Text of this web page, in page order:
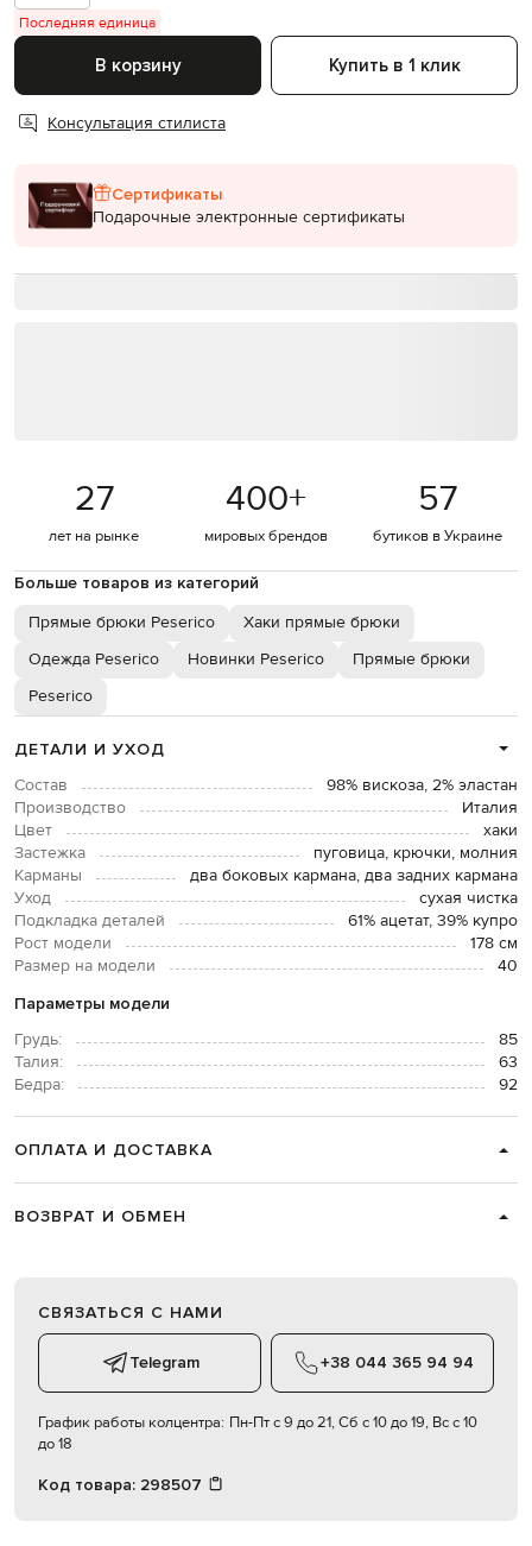
Последняя единица
В корзину Купить в 1 клик
Консультация стилиста
Сертификаты
Подарочные электронные сертификаты
27
лет на рынке
400+
мировых брендов
57
бутиков в Украине
Больше товаров из категорий
Прямые брюки Peserico
Хаки прямые брюки
Одежда Peserico
Новинки Peserico
Прямые брюки
Peserico
ДЕТАЛИ И УХОД
Состав
98% вискоза, 2% эластан
Производство
Италия
Цвет
хаки
Застежка
пуговица, крючки, молния
Карманы
два боковых кармана, два задних кармана
Уход
сухая чистка
Подкладка деталей
61% ацетат, 39% купро
Рост модели
178 см
Размер на модели
40
Параметры модели
Грудь:
85
Талия:
63
Бедра:
92
ОПЛАТА И ДОСТАВКА
ВОЗВРАТ И ОБМЕН
СВЯЗАТЬСЯ С НАМИ
Telegram +38 044 365 94 94
График работы колцентра: Пн-Пт с 9 до 21, Сб с 10 до 19, Вс с 10
до 18
Код товара: 298507